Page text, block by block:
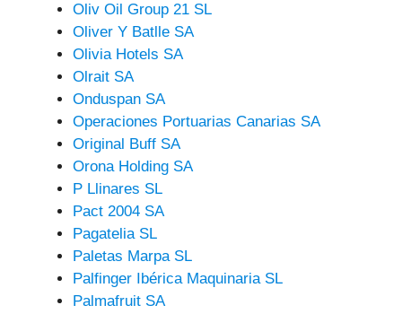
Oliv Oil Group 21 SL
Oliver Y Batlle SA
Olivia Hotels SA
Olrait SA
Onduspan SA
Operaciones Portuarias Canarias SA
Original Buff SA
Orona Holding SA
P Llinares SL
Pact 2004 SA
Pagatelia SL
Paletas Marpa SL
Palfinger Ibérica Maquinaria SL
Palmafruit SA